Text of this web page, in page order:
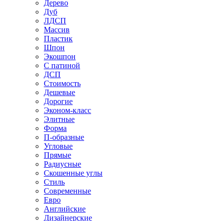
Дерево
Дуб
ЛДСП
Массив
Пластик
Шпон
Экошпон
С патиной
ДСП
Стоимость
Дешевые
Дорогие
Эконом-класс
Элитные
Форма
П-образные
Угловые
Прямые
Радиусные
Скошенные углы
Стиль
Современные
Евро
Английские
Дизайнерские